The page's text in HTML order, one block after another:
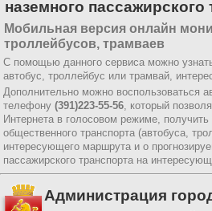
наземного пассажирского
Мобильная версия онлайн
троллейбусов, трамваев
С помощью данного сервиса можно
автобус, троллейбус или трамвай,
Дополнительно можно воспользоваться
телефону (391)223-55-56, который
Интернета в голосовом режиме,
общественного транспорта (автобуса,
интересующего маршрута и о
пассажирского транспорта на
Администрация